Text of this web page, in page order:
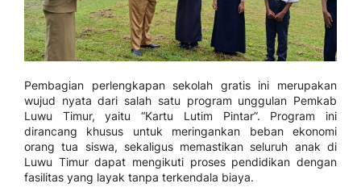
Pembagian perlengkapan sekolah gratis ini merupakan
wujud nyata dari salah satu program unggulan Pemkab
Luwu Timur, yaitu “Kartu Lutim Pintar”. Program ini
dirancang khusus untuk meringankan beban ekonomi
orang tua siswa, sekaligus memastikan seluruh anak di
Luwu Timur dapat mengikuti proses pendidikan dengan
fasilitas yang layak tanpa terkendala biaya.